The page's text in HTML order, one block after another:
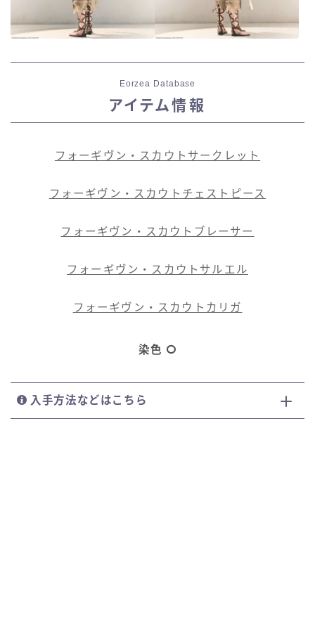
Eorzea Database
アイテム情報
フォーギヴン・スカウトサークレット
フォーギヴン・スカウトチェストピース
フォーギヴン・スカウトブレーサー
フォーギヴン・スカウトサルエル
フォーギヴン・スカウトカリガ
染色
入手方法などはこちら